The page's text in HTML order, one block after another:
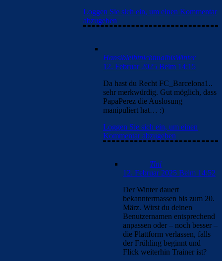
Loggen Sie sich ein, um einen Kommentar
abzugeben
HansibleibtnichtmalbisWinter
12. Februar 2025 Beim 14:15
Da hast du Recht FC_Barcelona1..
sehr merkwürdig. Gut möglich, dass
PapaPerez die Auslosung
manipuliert hat… :)
Loggen Sie sich ein, um einen
Kommentar abzugeben
Tini
12. Februar 2025 Beim 14:52
Der Winter dauert
bekanntermassen bis zum 20.
März. Wirst du deinen
Benutzernamen entsprechend
anpassen oder – noch besser –
die Plattform verlassen, falls
der Frühling beginnt und
Flick weiterhin Trainer ist?